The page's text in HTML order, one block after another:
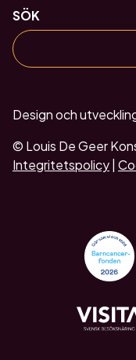
SÖK
Design och
© Louis De Geer
Integritetspolicy|